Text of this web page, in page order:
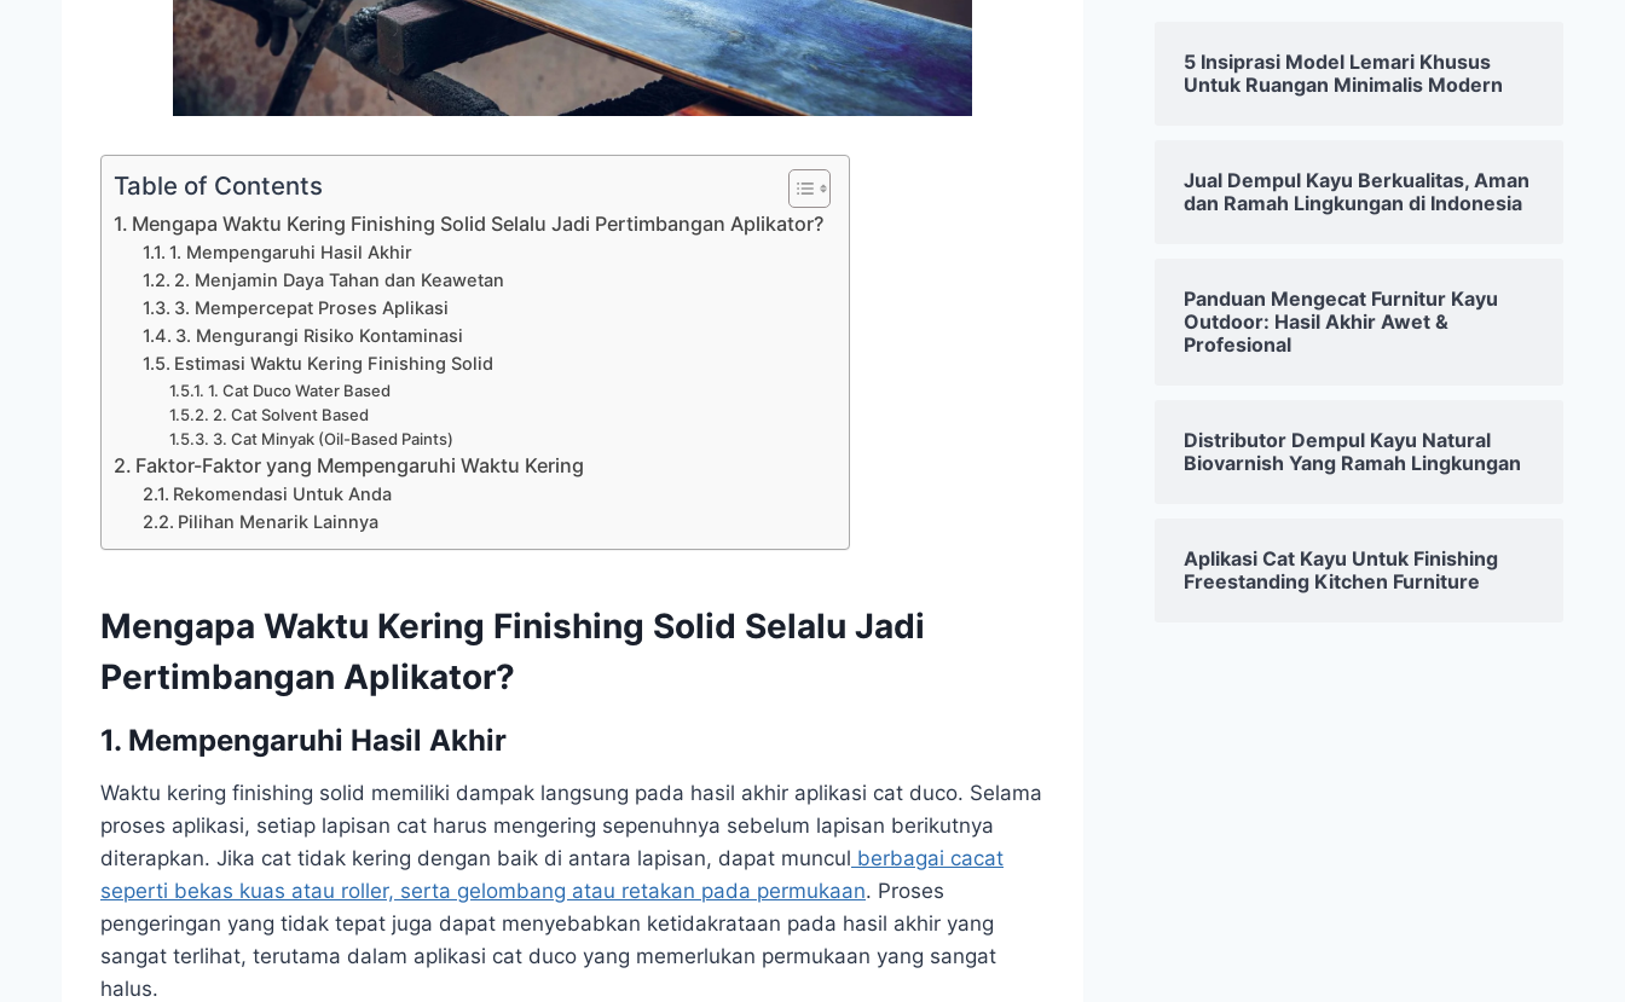
Table of Contents
Mengapa Waktu Kering Finishing Solid Selalu Jadi Pertimbangan Aplikator?
1. Mempengaruhi Hasil Akhir
2. Menjamin Daya Tahan dan Keawetan
3. Mempercepat Proses Aplikasi
3. Mengurangi Risiko Kontaminasi
Estimasi Waktu Kering Finishing Solid
1. Cat Duco Water Based
2. Cat Solvent Based
3. Cat Minyak (Oil-Based Paints)
Faktor-Faktor yang Mempengaruhi Waktu Kering
Rekomendasi Untuk Anda
Pilihan Menarik Lainnya
Mengapa Waktu Kering Finishing Solid Selalu Jadi
Pertimbangan Aplikator?
1. Mempengaruhi Hasil Akhir
Waktu kering finishing solid memiliki dampak langsung pada hasil akhir aplikasi cat duco. Selama
proses aplikasi, setiap lapisan cat harus mengering sepenuhnya sebelum lapisan berikutnya
diterapkan. Jika cat tidak kering dengan baik di antara lapisan, dapat muncul berbagai cacat
seperti bekas kuas atau roller, serta gelombang atau retakan pada permukaan. Proses
pengeringan yang tidak tepat juga dapat menyebabkan ketidakrataan pada hasil akhir yang
sangat terlihat, terutama dalam aplikasi cat duco yang memerlukan permukaan yang sangat
halus.
5 Insiprasi Model Lemari Khusus
Untuk Ruangan Minimalis Modern
Jual Dempul Kayu Berkualitas, Aman
dan Ramah Lingkungan di Indonesia
Panduan Mengecat Furnitur Kayu
Outdoor: Hasil Akhir Awet &
Profesional
Distributor Dempul Kayu Natural
Biovarnish Yang Ramah Lingkungan
Aplikasi Cat Kayu Untuk Finishing
Freestanding Kitchen Furniture